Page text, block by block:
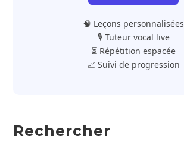
🧠 Leçons personnalisées
🎙️ Tuteur vocal live
⏳ Répétition espacée
📈 Suivi de progression
Rechercher